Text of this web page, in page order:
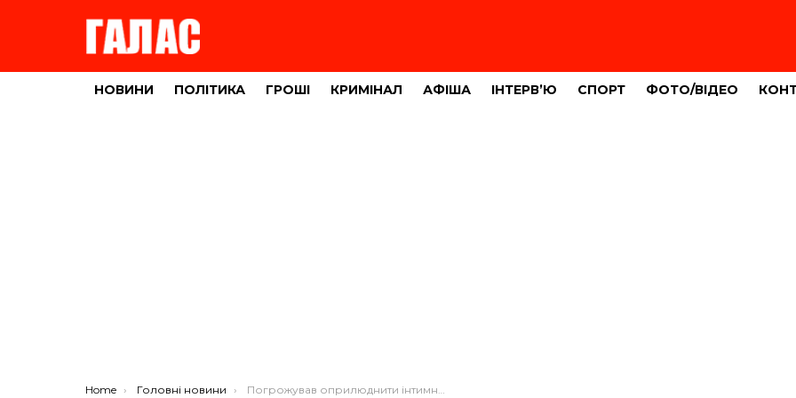
НОВИНИ ПОЛІТИКА ГРОШІ КРИМІНАЛ АФІША ІНТЕРВ’Ю СПОРТ ФОТО/ВІДЕО
You are here:
Home Головні новини Погрожував оприлюднити інтимне відео: у Тернополі чоловік шантажував колишню